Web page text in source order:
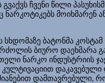
ჩვენი წილი
მოიხმარენ ან
ბატონმა კოსტამ
ბიურო დაეხმარა
ნარკო ინდუსტრიის
დაკავებული
დამთავრებული,